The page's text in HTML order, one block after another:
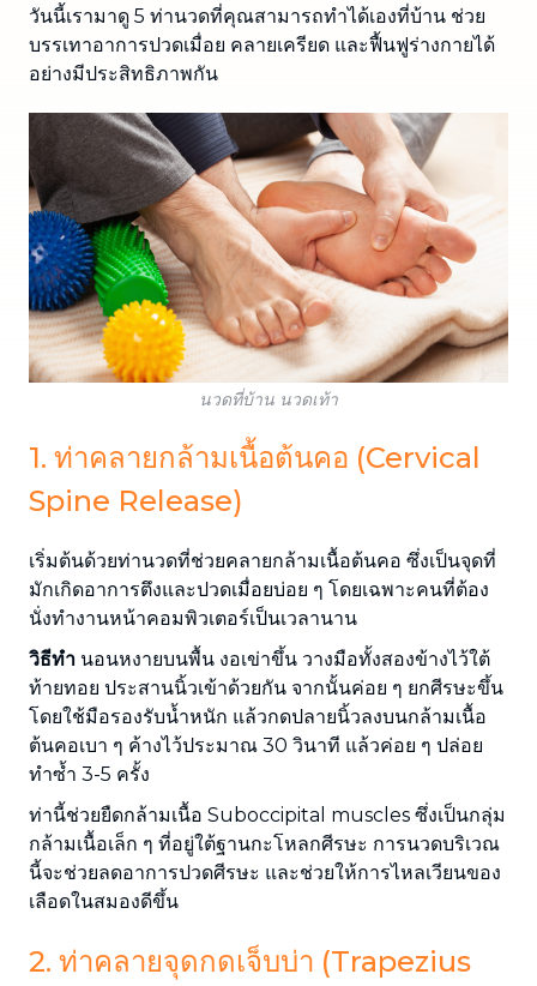
วันนี้เรามาดู 5 ท่านวดที่คุณสามารถทำได้เองที่บ้าน ช่วย
บรรเทาอาการปวดเมื่อย คลายเครียด และฟื้นฟูร่างกายได้
อย่างมีประสิทธิภาพกัน
นวดที่บ้าน นวดเท้า
1. ท่าคลายกล้ามเนื้อต้นคอ (Cervical
Spine Release)
เริ่มต้นด้วยท่านวดที่ช่วยคลายกล้ามเนื้อต้นคอ ซึ่งเป็นจุดที่
มักเกิดอาการตึงและปวดเมื่อยบ่อย ๆ โดยเฉพาะคนที่ต้อง
นั่งทำงานหน้าคอมพิวเตอร์เป็นเวลานาน
วิธีทำ นอนหงายบนพื้น งอเข่าขึ้น วางมือทั้งสองข้างไว้ใต้
ท้ายทอย ประสานนิ้วเข้าด้วยกัน จากนั้นค่อย ๆ ยกศีรษะขึ้น
โดยใช้มือรองรับน้ำหนัก แล้วกดปลายนิ้วลงบนกล้ามเนื้อ
ต้นคอเบา ๆ ค้างไว้ประมาณ 30 วินาที แล้วค่อย ๆ ปล่อย
ทำซ้ำ 3-5 ครั้ง
ท่านี้ช่วยยืดกล้ามเนื้อ Suboccipital muscles ซึ่งเป็นกลุ่ม
กล้ามเนื้อเล็ก ๆ ที่อยู่ใต้ฐานกะโหลกศีรษะ การนวดบริเวณ
นี้จะช่วยลดอาการปวดศีรษะ และช่วยให้การไหลเวียนของ
เลือดในสมองดีขึ้น
2. ท่าคลายจุดกดเจ็บบ่า (Trapezius